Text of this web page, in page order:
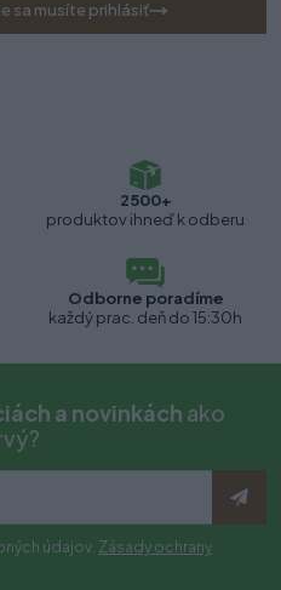
sa musíte prihlásiť
2500+
produktov ihneď k odberu
Odborne poradíme
každý prac. deň do 15:30h
a novinkách ako
údajov. Zásady ochrany